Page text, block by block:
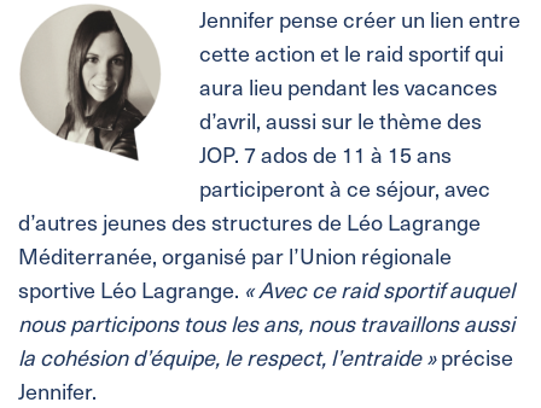
Jennifer pense créer un lien entre
cette action et le raid sportif qui
aura lieu pendant les vacances
d’avril, aussi sur le thème des
JOP. 7 ados de 11 à 15 ans
participeront à ce séjour, avec
d’autres jeunes des structures de Léo Lagrange
Méditerranée, organisé par l’Union régionale
sportive Léo Lagrange. « Avec ce raid sportif auquel
nous participons tous les ans, nous travaillons aussi
la cohésion d’équipe, le respect, l’entraide »précise
Jennifer.